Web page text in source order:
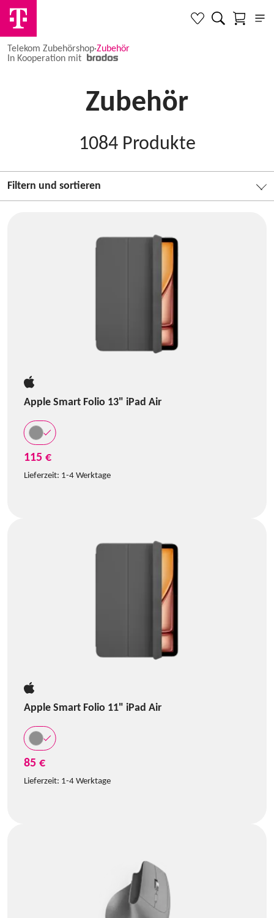
Telekom Zubehörshop·Zubehör
In Kooperation mit
Zubehör
1084 Produkte
Filtern und sortieren
Apple Smart Folio 13" iPad Air
115 €
Lieferzeit: 1-4 Werktage
Apple Smart Folio 11" iPad Air
85 €
Lieferzeit: 1-4 Werktage